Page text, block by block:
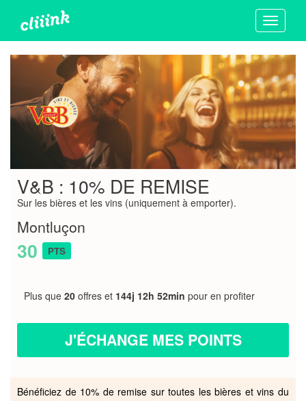
Toggle
V&B : 10% DE REMISE
Sur les bières et les vins (uniquement à emporter).
Montluçon
30 PTS
Plus que 20 offres et 144j 12h 52min pour en profiter
J'ÉCHANGE MES POINTS
Bénéficiez de 10% de remise sur toutes les bières et vins du